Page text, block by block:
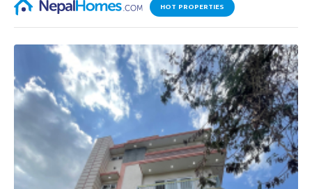
HOT PROPERTIES